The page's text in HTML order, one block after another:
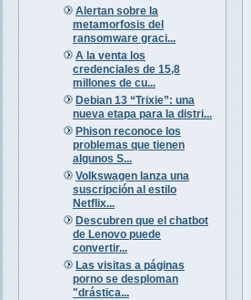
Alertan sobre la
metamorfosis del
ransomware graci...
A la venta los
credenciales de 15,8
millones de cu...
Debian 13 “Trixie”: una
nueva etapa para la distri...
Phison reconoce los
problemas que tienen
algunos S...
Volkswagen lanza una
suscripción al estilo
Netflix...
Descubren que el chatbot
de Lenovo puede
convertir...
Las visitas a páginas
porno se desploman
"drástica...